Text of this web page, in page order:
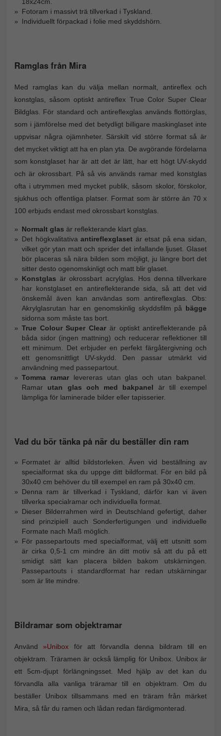
Fotoram i massivt trä tillverkad i Tyskland.
Individuellt förpackad i folie med skyddshörn.
Ramglas från Mira
Med ramglas kan du välja mellan normalt, antireflex och
konstglas, såsom optiskt antireflex True Color Super Clear
Bildglas. För standard och antireflexglas används flottörglas,
som i jämförelse med det betydligt billigare maskinglaset inte
uppvisar några ojämnheter. Särskilt vid större format så är
det mycket viktigt att ha en plan yta. De avgörande fördelarna
som konstglaset har är att det är lätt, har ett högt UV-skydd
och är okrossbart. På så vis används ramar med konstglas
ofta i utrymmen med mycket publik, såsom skolor, förskolor,
sjukhus och offentliga platser. Format som är större än 70 x
100 erbjuds endast med okrossbart konstglas.
Normalt glas är reflekterande klart glas.
Det högkvalitativaantireflexglaset är etsat på ena sidan,
vilket gör ytan matt och sprider det infallande ljuset. Glaset
bör placeras så nära bilden som möjligt, ju längre bort det
sitter desto ogenomskinligt och matt blir glaset.
Konstglas är okrossbart acrylglas. Hos denna tillverkare
har konstglaset en antireflekterande sida, så att det vid
önskemål även kan användas som antireflexglas. Obs:
Akrylglasrutan har en genomskinlig skyddsfilm på bägge
sidorna som måste tas bort.
True Colour Super Clear är optiskt antireflekterande på
båda sidor (ingen mattning) och reducerar reflektioner till
ett minimum. Det erbjuder en perfekt färgåtergivning och
ett genomsnittligt UV-skydd. Den passar utmärkt vid
användning med passepartout.
Tomma ramarlevereras utan glas och utan bakpanel.
Ramar utan glas och med bakpanel är till exempel
lämpliga för laminerade bilder eller tapisserier.
Vad du bör tänka på när du beställer din ram
Formatet är alltid bildstorleken. Även vid beställning av
specialformat ska du uppge ditt bildformat. För en bild på
30x40 cm behöver du till exempel en ram på 30x40 cm.
Denna ram är tillverkad i Tyskland, därför kan vi även
tillverka specialramar och individuella format.
Dieser Bilderrahmen wird in Deutschland gefertigt, daher
sind prinzipiell auch Sonderfertigungen und individuelle
Formate nach Maß möglich.
För passepartouts med specialformat, välj ett utsnitt som
är cirka 0,5-1 cm mindre än ditt motiv så att du på ett
smidigt sätt kan placera bilden bakom utskärningen.
Passepartouts i standardformat har redan utskärningar
som är lite mindre.
Bildramar som objektramar
Använd »Unibox för att förvandla denna bildram till en
objektram. Träramen är också lämplig för Unibox. Unibox är
ett 5cm-djupt förlängningsset. Med hjälp av det kan du
förvandla alla vanliga träramar till en objektram. Om du
beställer Unibox tillsammans med en träram från märket
Mira, så får du ramen och lådan redan färdigmonterad.